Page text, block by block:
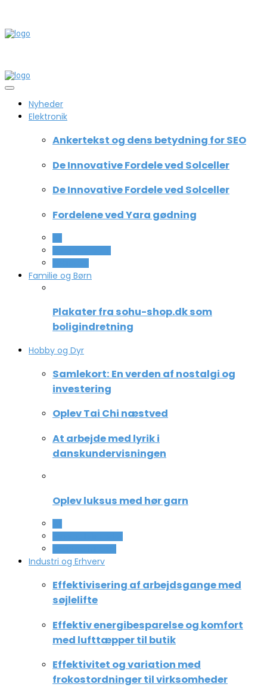
Nyheder
Elektronik
Ankertekst og dens betydning for SEO
De Innovative Fordele ved Solceller
De Innovative Fordele ved Solceller
Fordelene ved Yara gødning
Familie og Børn
Plakater fra sohu-shop.dk som
boligindretning
Hobby og Dyr
Samlekort: En verden af nostalgi og
investering
Oplev Tai Chi næstved
At arbejde med lyrik i
danskundervisningen
Oplev luksus med hør garn
Industri og Erhverv
Effektivisering af arbejdsgange med
søjlelifte
Effektiv energibesparelse og komfort
med lufttæpper til butik
Effektivitet og variation med
frokostordninger til virksomheder